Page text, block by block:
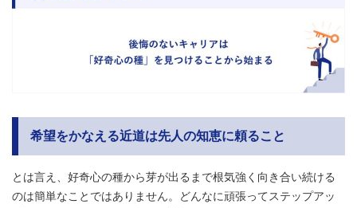
希望をかなえる近道は先人の知恵に頼ること
とは言え、好奇心の種から芽が出るまで根気強く向き合い続ける
のは簡単なことではありません。どんなに頑張ってステップアッ